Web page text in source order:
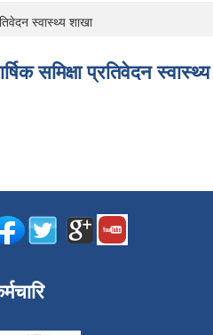
स्वास्थ्य शाखा
समिक्षा प्रतिवेदन